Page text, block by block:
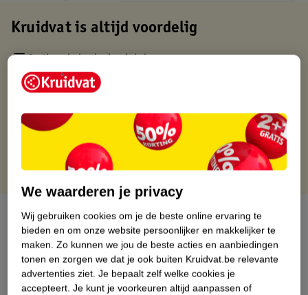
Kruidvat is altijd voordelig
Op werkdagen voor 22:00 uur besteld, volgende dag in huis
Gratis thuisbezorgd vanaf 50.00
Gratis punten met je Kruidvat kaart
Over dit product
Productinformatie
Etiketinformatie
We waarderen je privacy
Wij gebruiken cookies om je de beste online ervaring te
bieden en om onze website persoonlijker en makkelijker te
maken. Zo kunnen we jou de beste acties en aanbiedingen
tonen en zorgen we dat je ook buiten Kruidvat.be relevante
advertenties ziet. Je bepaalt zelf welke cookies je
accepteert. Je kunt je voorkeuren altijd aanpassen of